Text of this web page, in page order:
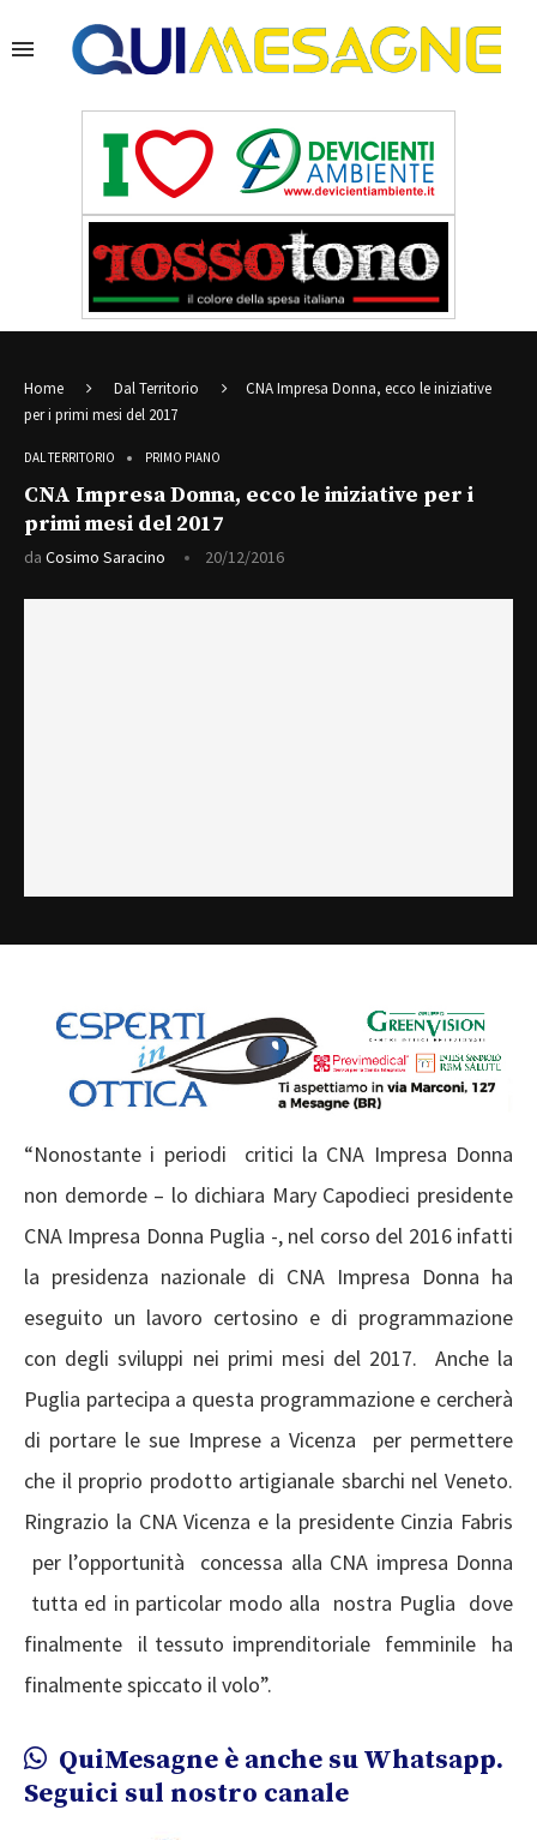
Home Dal Territorio
CNA Impresa Donna, ecco le iniziative
per i primi mesi del 2017
DAL TERRITORIO PRIMO PIANO
CNA Impresa Donna, ecco le iniziative per i
primi mesi del 2017
da Cosimo Saracino 20/12/2016
“Nonostante i periodi critici la CNA Impresa Donna
non demorde – lo dichiara Mary Capodieci presidente
CNA Impresa Donna Puglia -, nel corso del 2016 infatti
la presidenza nazionale di CNA Impresa Donna ha
eseguito un lavoro certosino e di programmazione
con degli sviluppi nei primi mesi del 2017. Anche la
Puglia partecipa a questa programmazione e cercherà
di portare le sue Imprese a Vicenza per permettere
che il proprio prodotto artigianale sbarchi nel Veneto.
Ringrazio la CNA Vicenza e la presidente Cinzia Fabris
per l’opportunità concessa alla CNA impresa Donna
tutta ed in particolar modo alla nostra Puglia dove
finalmente il tessuto imprenditoriale femminile ha
finalmente spiccato il volo”.
QuiMesagne è anche su Whatsapp.
Seguici sul nostro canale